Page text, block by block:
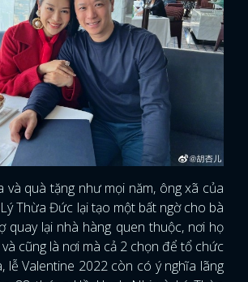
và quà tặng như mọi năm, ông xã của
Thừa Đức lại tạo một bất ngờ cho bà
quay lại nhà hàng quen thuộc, nơi họ
cũng là nơi mà cả 2 chọn để tổ chức
lễ Valentine 2022 còn có ý nghĩa lãng